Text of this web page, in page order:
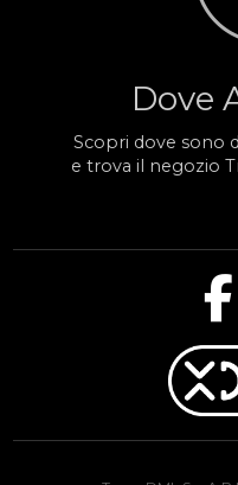
Dove
Scopri dove sono
e trova il negozio